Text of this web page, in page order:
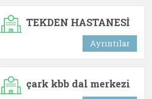
TEKDEN HASTANESİ
Ayrıntılar
çark kbb dal merkezi